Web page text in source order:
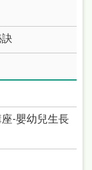
-嬰幼兒生長